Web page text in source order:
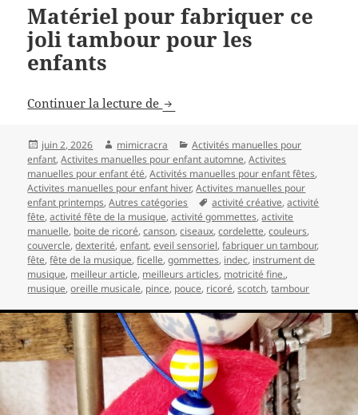
Matériel pour fabriquer ce
joli tambour pour les
enfants
Continuer la lecture de Fabriquer un tambour pour
Publié
le
juin 2, 2026 Auteur
mimicracra Catégories
Activités manuelles pour
enfant,Activites manuelles pour enfant automne,Activites
manuelles pour enfant été,Activités manuelles pour enfant fêtes,
Activites manuelles pour enfant hiver,Activites manuelles pour
enfant printemps,Autres catégories
Mots-
clés
activité créative,activité
fête,activité fête de la musique,activité gommettes,activite
manuelle, boite de ricoré,canson,ciseaux,cordelette,couleurs,
couvercle,dexterité,enfant,eveil sensoriel,fabriquer un tambour,
fête,fête de la musique,ficelle,gommettes, indec, instrument de
musique, meilleur article, meilleurs articles, motricité fine.,
musique,oreille musicale, pince, pouce, ricoré,scotch,tambour